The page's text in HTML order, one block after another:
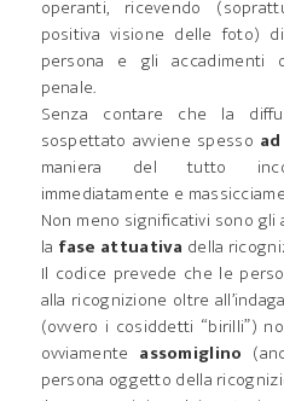
operanti, ricevendo
positiva visione delle foto)
persona e gli accadimenti
penale.
Senza contare che la
sospettato avviene spesso
maniera del tutto
immediatamente e
Non meno significativi sono
la fase attuativa della
Il codice prevede che le
alla ricognizione oltre
(ovvero i cosiddetti “birilli”)
ovviamente assomiglino
persona oggetto della